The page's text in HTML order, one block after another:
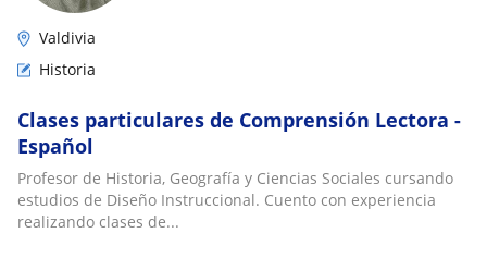
Valdivia
Historia
Clases particulares de Comprensión Lectora -
Español
Profesor de Historia, Geografía y Ciencias Sociales cursando
estudios de Diseño Instruccional. Cuento con experiencia
realizando clases de...